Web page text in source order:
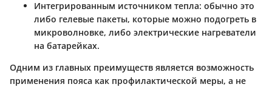
Интегрированным источником тепла: обычно это
либо гелевые пакеты, которые можно подогреть в
микроволновке, либо электрические нагреватели
на батарейках.
Одним из главных преимуществ является возможность
применения пояса как профилактической меры, а не